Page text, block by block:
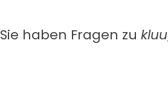
Sie haben Fragen zu